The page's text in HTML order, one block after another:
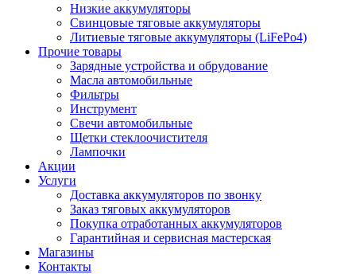
Низкие аккумуляторы
Свинцовые тяговые аккумуляторы
Литиевые тяговые аккумуляторы (LiFePo4)
Прочие товары
Зарядные устройства и обрудование
Масла автомобильные
Фильтры
Инструмент
Свечи автомобильные
Щетки стеклоочистителя
Лампочки
Акции
Услуги
Доставка аккумуляторов по звонку
Заказ тяговых аккумуляторов
Покупка отработанных аккумуляторов
Гарантийная и сервисная мастерская
Магазины
Контакты